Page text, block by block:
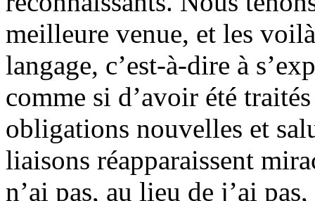
meilleure venue, et les
langage, c’est-à-dire à
comme si d’avoir été
obligations nouvelles et
liaisons réapparaissent
n’ai pas, au lieu de j’ai